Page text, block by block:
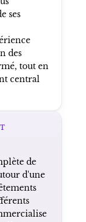
ses
des
tout en
central
de
d'une